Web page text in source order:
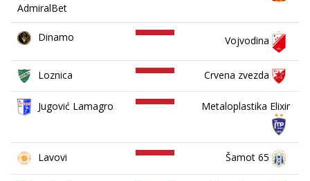
AdmiralBet
Dinamo Vojvodina
Loznica Crvena zvezda
Jugović Lamagro Metaloplastika Elixir
Lavovi Šamot 65